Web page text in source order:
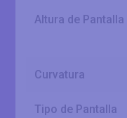
Altura de Pantalla
Curvatura
Tipo de Pantalla